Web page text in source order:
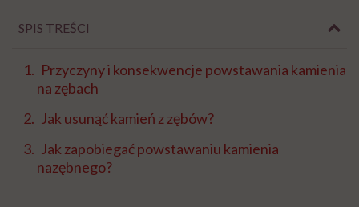
SPIS TREŚCI
Przyczyny i konsekwencje powstawania kamienia
na zębach
Jak usunąć kamień z zębów?
Jak zapobiegać powstawaniu kamienia
nazębnego?